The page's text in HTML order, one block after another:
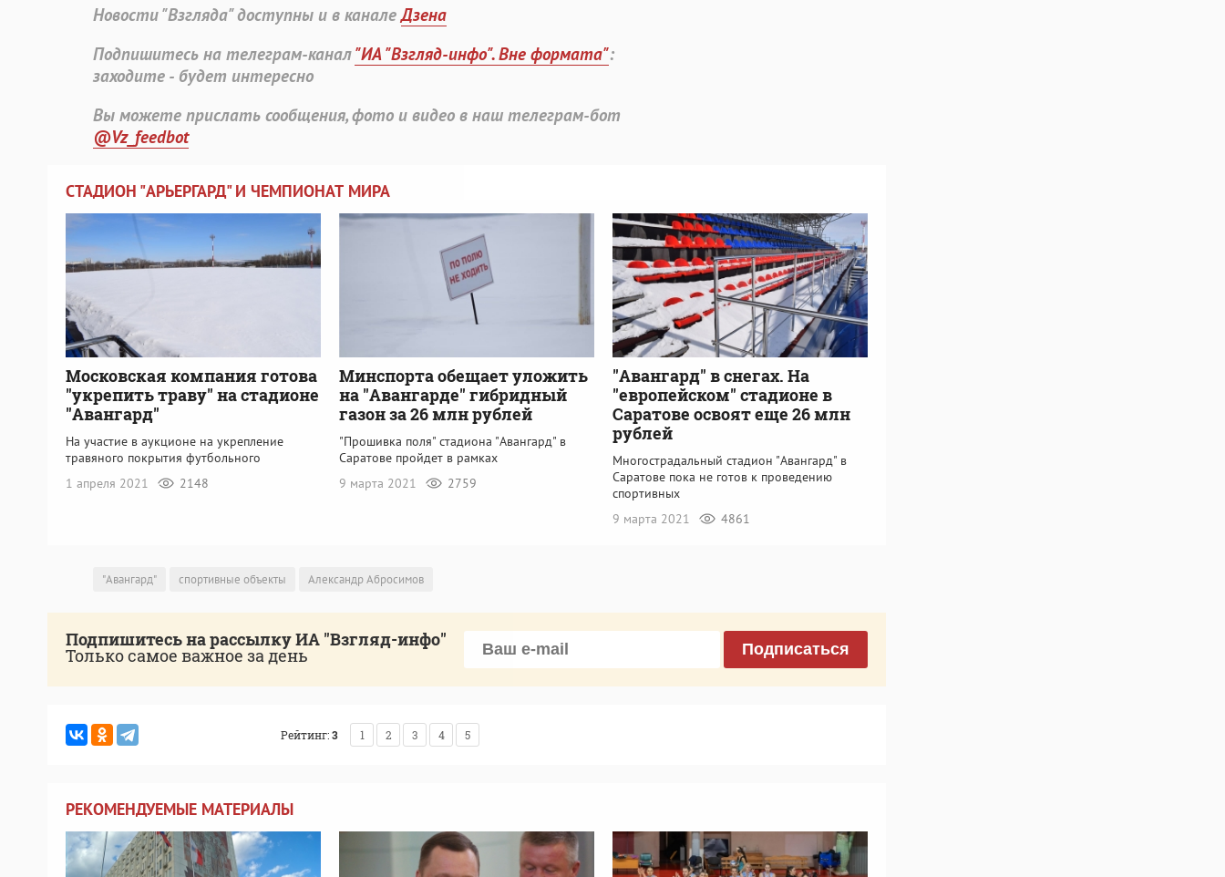
Новости "Взгляда" доступны и в каналеДзена
Подпишитесь на телеграм-канал"ИА "Взгляд-инфо". Вне формата":
заходите - будет интересно
Вы можете прислать сообщения, фото и видео в наш телеграм-бот
@Vz_feedbot
СТАДИОН "АРЬЕРГАРД" И ЧЕМПИОНАТ МИРА
Московская компания готова
"укрепить траву" на стадионе
"Авангард"
На участие в аукционе на укрепление
травяного покрытия футбольного
1 апреля 2021
2148
Минспорта обещает уложить
на "Авангарде" гибридный
газон за 26 млн рублей
"Прошивка поля" стадиона "Авангард" в
Саратове пройдет в рамках
9 марта 2021
2759
"Авангард" в снегах. На
"европейском" стадионе в
Саратове освоят еще 26 млн
рублей
Многострадальный стадион "Авангард" в
Саратове пока не готов к проведению
спортивных
9 марта 2021
4861
"Авангард" спортивные объекты Александр Абросимов
Подпишитесь на рассылку ИА "Взгляд-инфо"
Только самое важное за день Подписаться
Рейтинг:3 1 2 3 4 5
РЕКОМЕНДУЕМЫЕ МАТЕРИАЛЫ